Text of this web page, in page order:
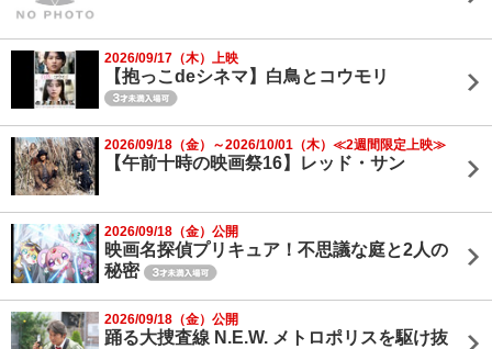
2026/09/17（木）上映
【抱っこdeシネマ】白鳥とコウモリ
2026/09/18（金）～2026/10/01（木）≪2週間限定上映≫
【午前十時の映画祭16】レッド・サン
2026/09/18（金）公開
映画名探偵プリキュア！不思議な庭と2人の
秘密
2026/09/18（金）公開
踊る大捜査線 N.E.W. メトロポリスを駆け抜